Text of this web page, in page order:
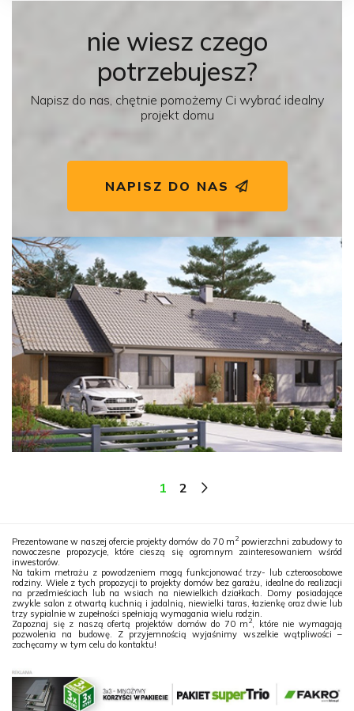
nie wiesz czego
potrzebujesz?
Napisz do nas, chętnie pomożemy Ci wybrać idealny
projekt domu
NAPISZ DO NAS
1 2
Prezentowane w naszej ofercie projekty domów do 70 m 2powierzchni zabudowy to
nowoczesne propozycje, które cieszą się ogromnym zainteresowaniem wśród
inwestorów.
Na takim metrażu z powodzeniem mogą funkcjonować trzy- lub czteroosobowe
rodziny. Wiele z tych propozycji to projekty domów bez garażu, idealne do realizacji
na przedmieściach lub na wsiach na niewielkich działkach. Domy posiadające
zwykle salon z otwartą kuchnią i jadalnią, niewielki taras, łazienkę oraz dwie lub
trzy sypialnie w zupełności spełniają wymagania wielu rodzin.
Zapoznaj się z naszą ofertą projektów domów do 70 m 2
, które nie wymagają
pozwolenia na budowę. Z przyjemnością wyjaśnimy wszelkie wątpliwości –
zachęcamy w tym celu do kontaktu!